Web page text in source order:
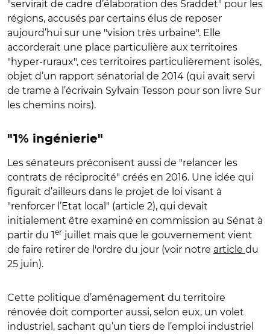
"servirait de cadre d’élaboration des Sraddet" pour les
régions, accusés par certains élus de reposer
aujourd’hui sur une "vision très urbaine". Elle
accorderait une place particulière aux territoires
"hyper-ruraux", ces territoires particulièrement isolés,
objet d’un rapport sénatorial de 2014 (qui avait servi
de trame à l’écrivain Sylvain Tesson pour son livre Sur
les chemins noirs).
"1% ingénierie"
Les sénateurs préconisent aussi de "relancer les
contrats de réciprocité" créés en 2016. Une idée qui
figurait d’ailleurs dans le projet de loi visant à
"renforcer l’Etat local" (article 2), qui devait
initialement être examiné en commission au Sénat à
partir du 1er juillet mais que le gouvernement vient
de faire retirer de l'ordre du jour (voir notre article du
25 juin).
Cette politique d’aménagement du territoire
rénovée doit comporter aussi, selon eux, un volet
industriel, sachant qu’un tiers de l’emploi industriel